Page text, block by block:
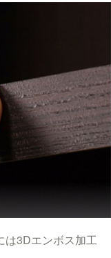
は3Dエンボス加工